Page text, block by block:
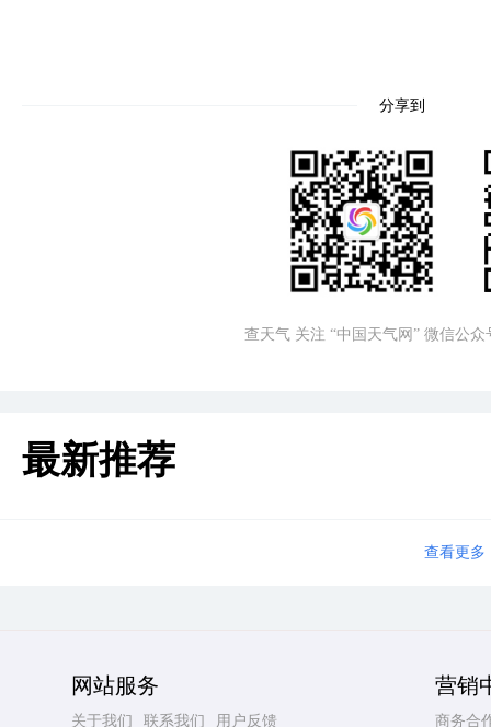
分享到
查天气 关注 “中国天气网” 微信公众
最新推荐
查看更多
网站服务
关于我们 联系我们
用户反馈
营销
商务合